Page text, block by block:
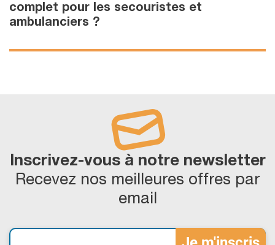
complet pour les secouristes et
ambulanciers ?
Inscrivez-vous à notre newsletter
Recevez nos meilleures offres par
email